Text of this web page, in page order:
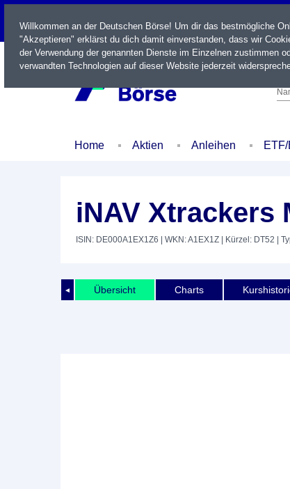
LIVE
Home Aktien Anleihen
iNAV Xtrackers
ISIN: DE000A1EX1Z6 | WKN: A1EX1Z | Kürzel: DT52 |
◄ Übersicht Charts
Willkommen an der Deutschen Börse! Um dir das bestmögliche
"Akzeptieren" erklärst du dich damit einverstanden, dass wir
der Verwendung der genannten Dienste im Einzelnen zustimmen
verwandten Technologien auf dieser Website jederzeit